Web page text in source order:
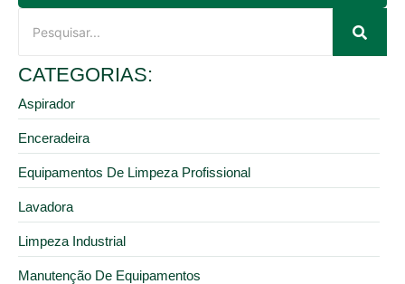
CATEGORIAS:
Aspirador
Enceradeira
Equipamentos De Limpeza Profissional
Lavadora
Limpeza Industrial
Manutenção De Equipamentos